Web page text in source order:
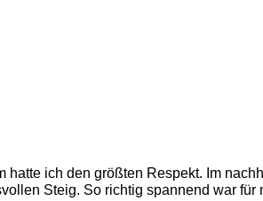
ich den größten Respekt. Im
Steig. So richtig spannend war für